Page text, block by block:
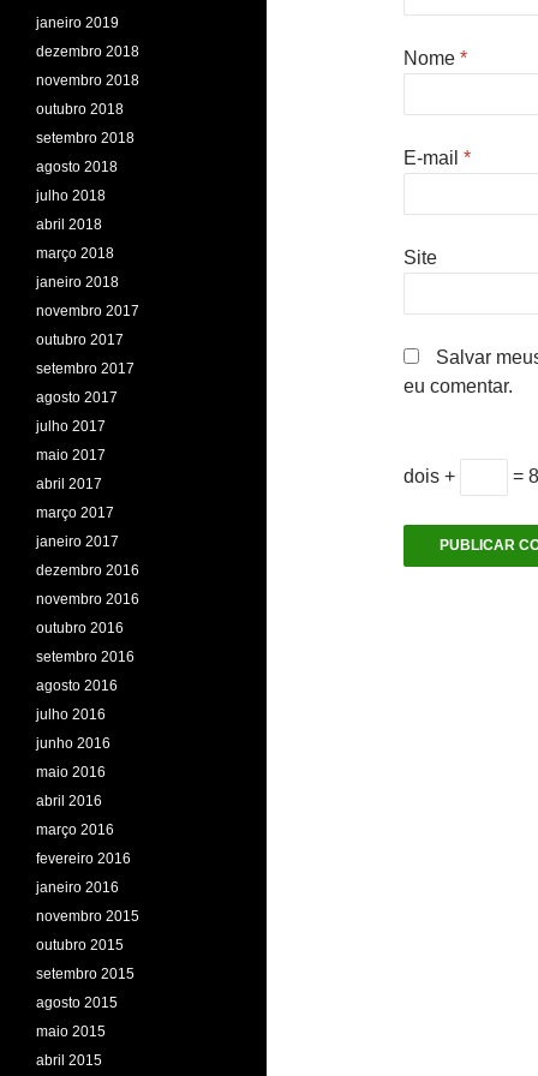
Nome *
E-mail *
Site
Salvar
eu comentar.
dois + = 8
janeiro 2019
dezembro 2018
novembro 2018
outubro 2018
setembro 2018
agosto 2018
julho 2018
abril 2018
março 2018
janeiro 2018
novembro 2017
outubro 2017
setembro 2017
agosto 2017
julho 2017
maio 2017
abril 2017
março 2017
janeiro 2017
dezembro 2016
novembro 2016
outubro 2016
setembro 2016
agosto 2016
julho 2016
junho 2016
maio 2016
abril 2016
março 2016
fevereiro 2016
janeiro 2016
novembro 2015
outubro 2015
setembro 2015
agosto 2015
maio 2015
abril 2015